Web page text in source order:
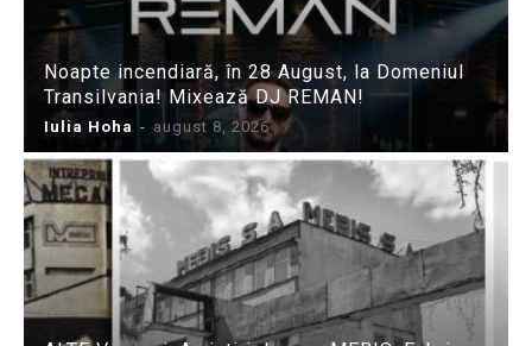
Noapte incendiară, în 28 August, la Domeniul
Transilvania! Mixează DJ REMAN!
Iulia Hoha - august 8, 2026